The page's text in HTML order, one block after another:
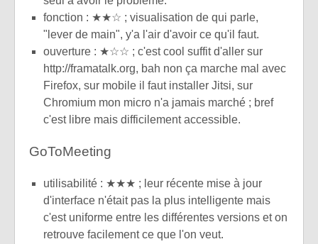
fonction : ★★☆ ; visualisation de qui parle,
"lever de main", y'a l'air d'avoir ce qu'il faut.
ouverture : ★☆☆ ; c'est cool suffit d'aller sur
http://framatalk.org, bah non ça marche mal avec
Firefox, sur mobile il faut installer Jitsi, sur
Chromium mon micro n'a jamais marché ; bref
c'est libre mais difficilement accessible.
GoToMeeting
utilisabilité : ★★★ ; leur récente mise à jour
d'interface n'était pas la plus intelligente mais
c'est uniforme entre les différentes versions et on
retrouve facilement ce que l'on veut.